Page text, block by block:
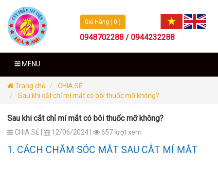
Giỏ Hàng ( 0 )
0948702288 / 0944232288
MENU
Trang chủ
CHIA SẺ
Sau khi cắt chỉ mí mắt có bôi thuốc mỡ không?
Sau khi cắt chỉ mí mắt có bôi thuốc mỡ không?
CHIA SẺ | 12/06/2024 | 657 lượt xem
1. CÁCH CHĂM SÓC MẮT SAU CẮT MÍ MẮT